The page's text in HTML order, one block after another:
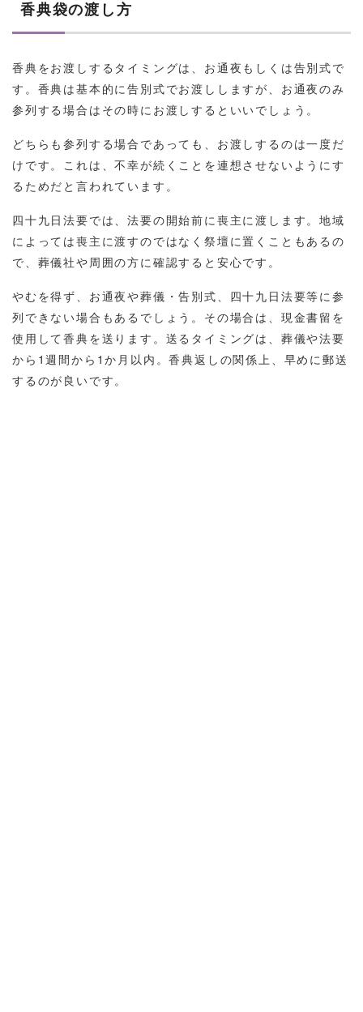
香典袋の渡し方
香典をお渡しするタイミングは、お通夜もしくは告別式で
す。香典は基本的に告別式でお渡ししますが、お通夜のみ
参列する場合はその時にお渡しするといいでしょう。
どちらも参列する場合であっても、お渡しするのは一度だ
けです。これは、不幸が続くことを連想させないようにす
るためだと言われています。
四十九日法要では、法要の開始前に喪主に渡します。地域
によっては喪主に渡すのではなく祭壇に置くこともあるの
で、葬儀社や周囲の方に確認すると安心です。
やむを得ず、お通夜や葬儀・告別式、四十九日法要等に参
列できない場合もあるでしょう。その場合は、現金書留を
使用して香典を送ります。送るタイミングは、葬儀や法要
から1週間から1か月以内。香典返しの関係上、早めに郵送
するのが良いです。